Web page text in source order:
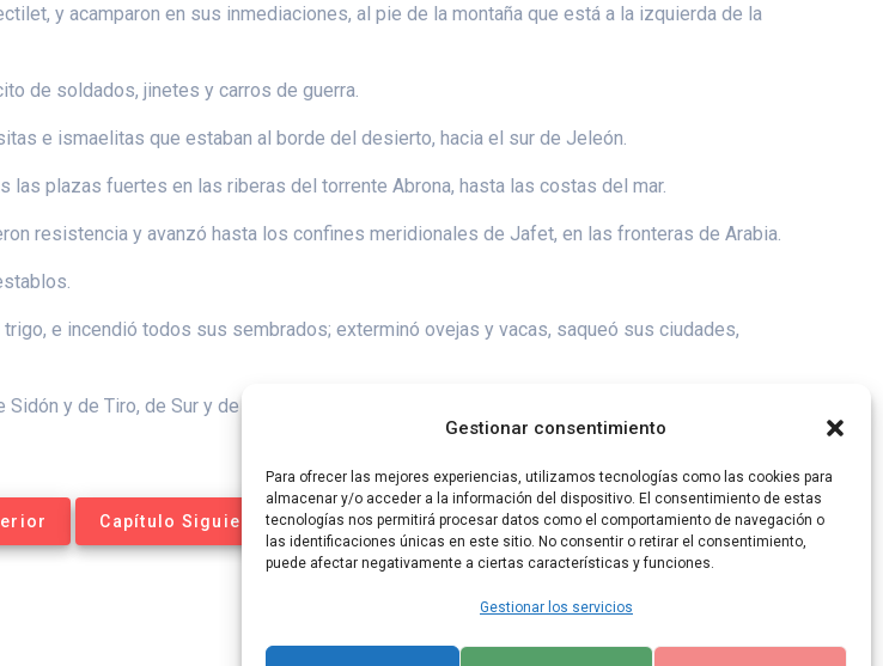
Gestionar consentimiento
Para ofrecer las mejores experiencias, utilizamos tecnologías como las cookies para
almacenar y/o acceder a la información del dispositivo. El consentimiento de estas
tecnologías nos permitirá procesar datos como el comportamiento de navegación o
las identificaciones únicas en este sitio. No consentir o retirar el consentimiento,
puede afectar negativamente a ciertas características y funciones.
Gestionar los servicios
y acamparon en sus inmediaciones, al pie de la montaña que está a la izquierda de la
de soldados, jinetes y carros de guerra.
e ismaelitas que estaban al borde del desierto, hacia el sur de Jeleón.
plazas fuertes en las riberas del torrente Abrona, hasta las costas del mar.
resistencia y avanzó hasta los confines meridionales de Jafet, en las fronteras de Arabia.
e incendió todos sus sembrados; exterminó ovejas y vacas, saqueó sus ciudades,
y de Tiro, de Sur y de Oquina, y de todos los habitantes de Iamnia. También los de
Capítulo Siguiente